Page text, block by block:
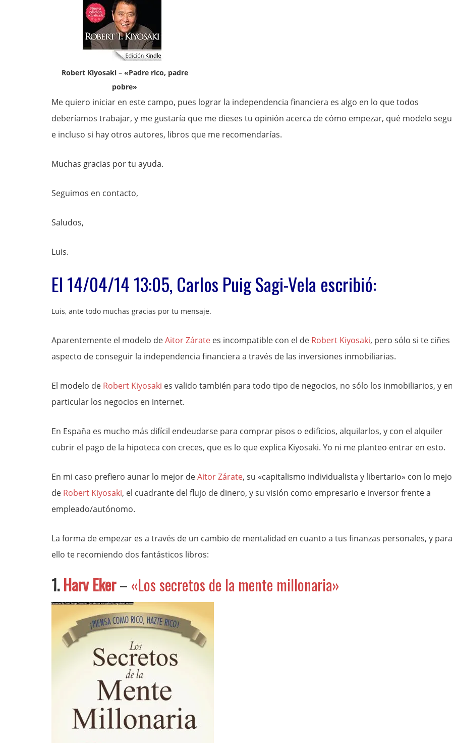
Robert Kiyosaki – «Padre rico, padre
pobre»
Me quiero iniciar en este campo, pues lograr la independencia financiera es algo en lo que todos
deberíamos trabajar, y me gustaría que me dieses tu opinión acerca de cómo empezar, qué modelo
e incluso si hay otros autores, libros que me recomendarías.
Muchas gracias por tu ayuda.
Seguimos en contacto,
Saludos,
Luis.
El 14/04/14 13:05, Carlos Puig Sagi-Vela escribió:
Luis, ante todo muchas gracias por tu mensaje.
Aparentemente el modelo deAitor Zárate es incompatible con el de Robert Kiyosaki, pero sólo si te ciñes
aspecto de conseguir la independencia financiera a través de las inversiones inmobiliarias.
El modelo de Robert Kiyosaki es valido también para todo tipo de negocios, no sólo los inmobiliarios, y
particular los negocios en internet.
En España es mucho más difícil endeudarse para comprar pisos o edificios, alquilarlos, y con el alquiler
cubrir el pago de la hipoteca con creces, que es lo que explica Kiyosaki. Yo ni me planteo entrar en esto.
En mi caso prefiero aunar lo mejor deAitor Zárate, su «capitalismo individualista y libertario» con lo
de Robert Kiyosaki, el cuadrante del flujo de dinero, y su visión como empresario e inversor frente a
empleado/autónomo.
La forma de empezar es a través de un cambio de mentalidad en cuanto a tus finanzas personales, y para
ello te recomiendo dos fantásticos libros:
1.Harv Eker– «Los secretos de la mente millonaria»